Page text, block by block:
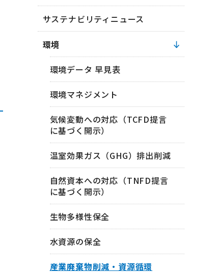
サステナビリティニュース
環境
環境データ 早見表
環境マネジメント
気候変動への対応（TCFD提言
に基づく開示）
温室効果ガス（GHG）排出削減
自然資本への対応（TNFD提言
に基づく開示）
生物多様性保全
水資源の保全
産業廃棄物削減・資源循環